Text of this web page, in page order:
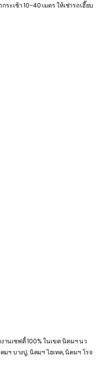
ระเช้า 10-40 เมตร ให้เช่ารถเฮี๊ยบ
นเซฟตี้ 100% ในเขต นิคมฯ นว
ฯ บางปู, นิคมฯ ไฮเทค, นิคมฯ โรจ